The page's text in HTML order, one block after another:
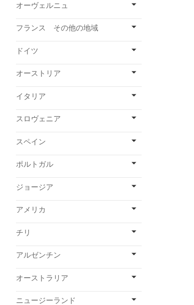
オーヴェルニュ
フランス その他の地域
ドイツ
オーストリア
イタリア
スロヴェニア
スペイン
ポルトガル
ジョージア
アメリカ
チリ
アルゼンチン
オーストラリア
ニュージーランド